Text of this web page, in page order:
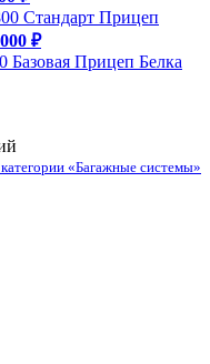
Прицеп
₽
Прицеп Белка
«Багажные системы»